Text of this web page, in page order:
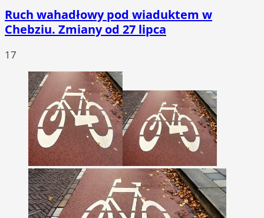
Ruch wahadłowy pod wiaduktem w
Chebziu. Zmiany od 27 lipca
17